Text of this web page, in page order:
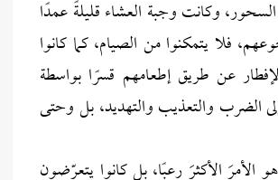
وكانت وجبة العشاء قليلةً عمدًا
فلا يتمكنوا من الصيام، كما كانوا
عن طريق إطعامهم قسرًا بواسطة
الضرب والتعذيب والتهديد، بل وحتى
الأمرَ الأكثرَ رعبًا، بل كانوا يتعرّضون